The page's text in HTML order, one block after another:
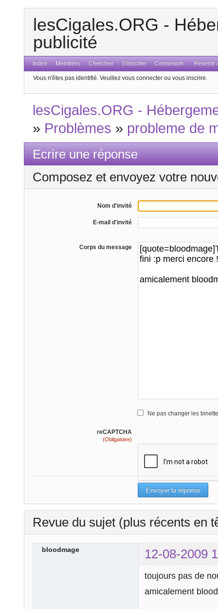
lesCigales.ORG -
publicité
Index Membres Chercher S'inscrire Connexion Revenir
Vous n'êtes pas identifié. Veuillez vous connecter ou vous inscrire.
lesCigales.ORG -
» Problèmes » probleme de
Ecrire une réponse
Composez et envoyez votre
Nom d'invité
E-mail d'invité
Corps du message
Ne pas changer les
reCAPTCHA
(Obligatoire)
Revue du sujet (plus récents en
bloodmage 12-08-2009
toujours pas de
amicalement